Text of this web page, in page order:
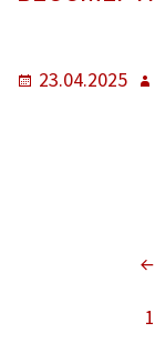
Опубликовано
23.04.2025
1